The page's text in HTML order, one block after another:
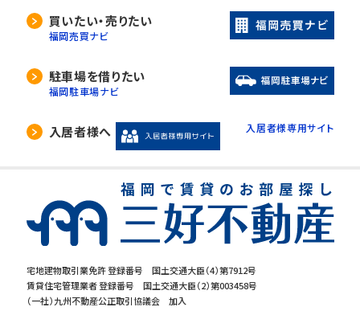
宅地建物取引業免許 登録番号 国土交通大臣（4）第7912号
賃貸住宅管理業者 登録番号 国土交通大臣（2）第003458号
（一社）九州不動産公正取引協議会 加入
買いたい・売りたい
福岡売買ナビ
駐車場を借りたい
福岡駐車場ナビ
入居者様へ 入居者様専用サイト